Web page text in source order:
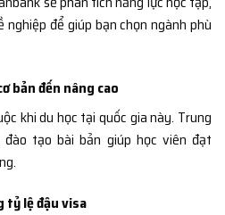
để giúp bạn chọn ngành phù
bản đến nâng cao
khi du học tại quốc gia này. Trung
tạo bài bản giúp học viên đạt
tỷ lệ đậu visa